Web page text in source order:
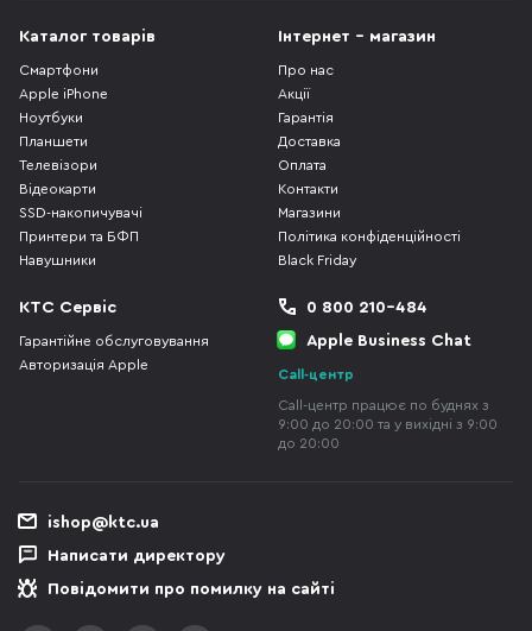
Каталог товарів
Смартфони
Apple iPhone
Ноутбуки
Планшети
Телевізори
Відеокарти
SSD-накопичувачі
Принтери та БФП
Навушники
Інтернет - магазин
Про нас
Акції
Гарантія
Доставка
Оплата
Контакти
Магазини
Політика конфіденційності
Black Friday
КТС Сервіс
Гарантійне обслуговування
Авторизація Apple
0 800 210-484
Apple Business Chat
Call-центр
Call-центр працює по буднях з
9:00 до 20:00 та у вихідні з 9:00
до 20:00
ishop@ktc.ua
Написати директору
Повідомити про помилку на сайті